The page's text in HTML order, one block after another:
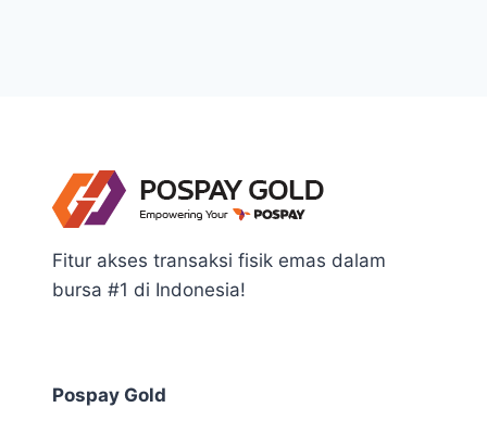
Fitur akses transaksi fisik emas dalam
bursa #1 di Indonesia!
Pospay Gold